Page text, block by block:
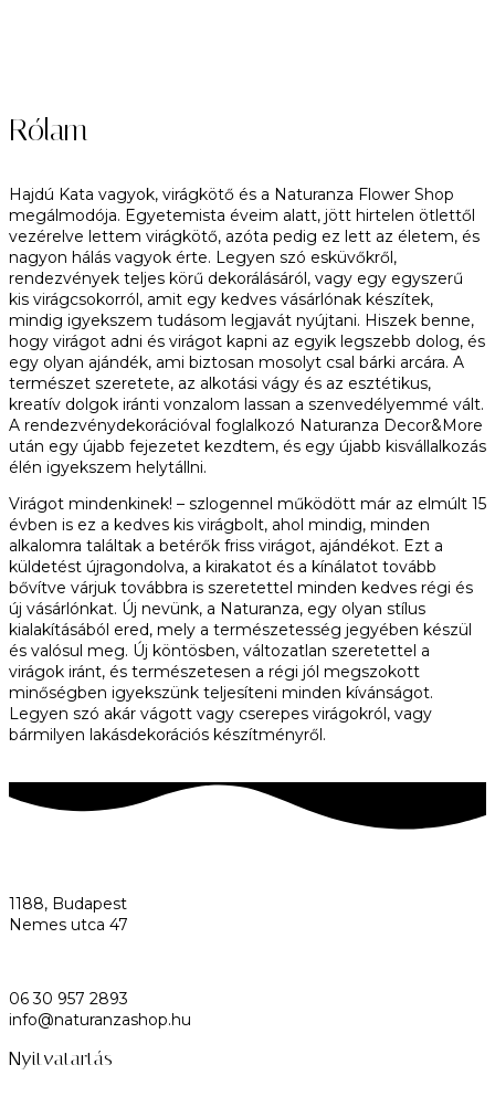
Rólam
Hajdú Kata vagyok, virágkötő és a Naturanza Flower Shop
megálmodója. Egyetemista éveim alatt, jött hirtelen ötlettől
vezérelve lettem virágkötő, azóta pedig ez lett az életem, és
nagyon hálás vagyok érte. Legyen szó esküvőkről,
rendezvények teljes körű dekorálásáról, vagy egy egyszerű
kis virágcsokorról, amit egy kedves vásárlónak készítek,
mindig igyekszem tudásom legjavát nyújtani. Hiszek benne,
hogy virágot adni és virágot kapni az egyik legszebb dolog, és
egy olyan ajándék, ami biztosan mosolyt csal bárki arcára. A
természet szeretete, az alkotási vágy és az esztétikus,
kreatív dolgok iránti vonzalom lassan a szenvedélyemmé vált.
A rendezvénydekorációval foglalkozó Naturanza Decor&More
után egy újabb fejezetet kezdtem, és egy újabb kisvállalkozás
élén igyekszem helytállni.
Virágot mindenkinek! – szlogennel működött már az elmúlt 15
évben is ez a kedves kis virágbolt, ahol mindig, minden
alkalomra találtak a betérők friss virágot, ajándékot. Ezt a
küldetést újragondolva, a kirakatot és a kínálatot tovább
bővítve várjuk továbbra is szeretettel minden kedves régi és
új vásárlónkat. Új nevünk, a Naturanza, egy olyan stílus
kialakításából ered, mely a természetesség jegyében készül
és valósul meg. Új köntösben, változatlan szeretettel a
virágok iránt, és természetesen a régi jól megszokott
minőségben igyekszünk teljesíteni minden kívánságot.
Legyen szó akár vágott vagy cserepes virágokról, vagy
bármilyen lakásdekorációs készítményről.
1188, Budapest
Nemes utca 47
06 30 957 2893
info@naturanzashop.hu
Nyitvatartás